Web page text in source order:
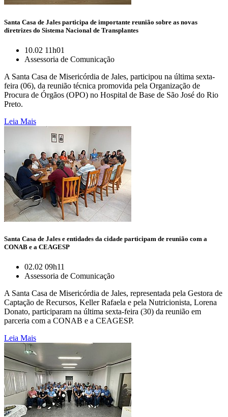
Santa Casa de Jales participa de importante reunião sobre as novas
diretrizes do Sistema Nacional de Transplantes
10.02 11h01
Assessoria de Comunicação
A Santa Casa de Misericórdia de Jales, participou na última sexta-
feira (06), da reunião técnica promovida pela Organização de
Procura de Órgãos (OPO) no Hospital de Base de São José do Rio
Preto.
Leia Mais
Santa Casa de Jales e entidades da cidade participam de reunião com a
CONAB e a CEAGESP
02.02 09h11
Assessoria de Comunicação
A Santa Casa de Misericórdia de Jales, representada pela Gestora de
Captação de Recursos, Keller Rafaela e pela Nutricionista, Lorena
Donato, participaram na última sexta-feira (30) da reunião em
parceria com a CONAB e a CEAGESP.
Leia Mais